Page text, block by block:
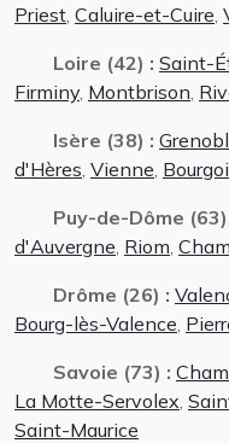
Priest Caluire-et-Cuire
Loire (42) : Saint-
Firminy Montbrison
Isère (38) :
d'Hères Vienne
Puy-de-Dôme (63)
d'Auvergne Riom
Drôme (26) :
Bourg-lès-Valence
Savoie (73) :
La Motte-Servolex
Saint-Maurice